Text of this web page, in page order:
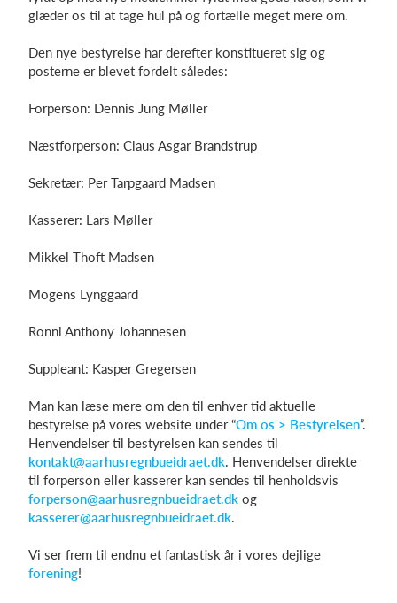
Hvad koster det?
glæder os til at tage hul på og fortælle meget mere om.
Den nye bestyrelse har derefter konstitueret sig og
posterne er blevet fordelt således:
Forperson: Dennis Jung Møller
Næstforperson: Claus Asgar Brandstrup
Sekretær: Per Tarpgaard Madsen
Kasserer: Lars Møller
Mikkel Thoft Madsen
Mogens Lynggaard
Ronni Anthony Johannesen
Suppleant: Kasper Gregersen
Man kan læse mere om den til enhver tid aktuelle
bestyrelse på vores website under “Om os > Bestyrelsen”.
Henvendelser til bestyrelsen kan sendes til
kontakt@aarhusregnbueidraet.dk. Henvendelser direkte
til forperson eller kasserer kan sendes til henholdsvis
forperson@aarhusregnbueidraet.dk og
kasserer@aarhusregnbueidraet.dk.
Vi ser frem til endnu et fantastisk år i vores dejlige
forening!